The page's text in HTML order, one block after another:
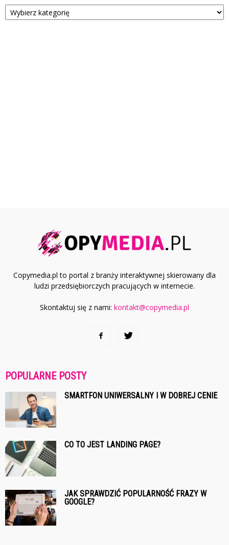
Kategorie
Copymedia.pl to portal z branży interaktywnej skierowany dla
ludzi przedsiębiorczych pracujących w internecie.
Skontaktuj się z nami: kontakt@copymedia.pl
POPULARNE POSTY
SMARTFON UNIWERSALNY I W DOBREJ CENIE
CO TO JEST LANDING PAGE?
JAK SPRAWDZIĆ POPULARNOŚĆ FRAZY W
GOOGLE?